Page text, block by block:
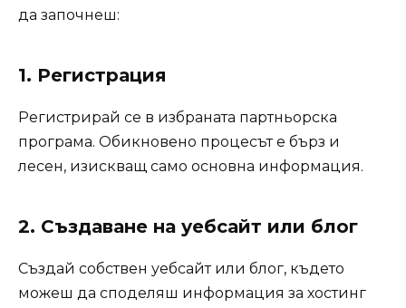
да започнеш:
1. Регистрация
Регистрирай се в избраната партньорска
програма. Обикновено процесът е бърз и
лесен, изискващ само основна информация.
2. Създаване на уебсайт или блог
Създай собствен уебсайт или блог, където
можеш да споделяш информация за хостинг